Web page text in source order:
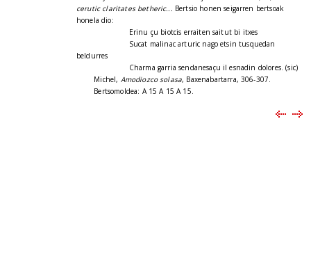
cerutic claritates betheric... Bertsio honen seigarren bertsoak
honela dio:
Erinu çu biotcis erraiten saitut bi itxes
Sucat malinac arturic nago etsin tusquedan
beldurres
Charma garria sendanesaçu il esnadin dolores. (sic)
Michel, Amodiozco solasa, Baxenabartarra, 306-307.
Bertsomoldea: A 15 A 15 A 15.